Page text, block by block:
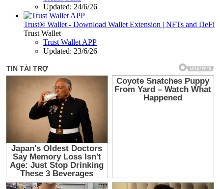
Updated: 24/6/26
Trust® Wallet - Download Wallet Extension | NFTs and DeFi
Trust Wallet
Trust Wallet APP
Updated: 23/6/26